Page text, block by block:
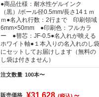
●商品仕様：耐水性ゲルインク
（黒）/ボール径0.5mm/長さ14１ｍ
ｍ●名入れ行数：2行まで 印刷領域
6mm×50mm ●印刷色：フルカラ
ー ●替芯：JF-0.5●名入れが映える
ホワイト軸●１本入りの名入れのし袋
にセットしてお届けします（無料の
し袋は付きません）
注文数量 100本〜
販売価格 ¥31,628 ～